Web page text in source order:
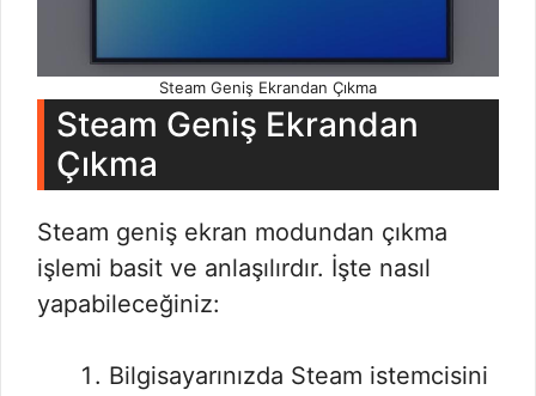
Steam Geniş Ekrandan Çıkma
Steam Geniş Ekrandan
Çıkma
Steam geniş ekran modundan çıkma
işlemi basit ve anlaşılırdır. İşte nasıl
yapabileceğiniz:
Bilgisayarınızda Steam istemcisini